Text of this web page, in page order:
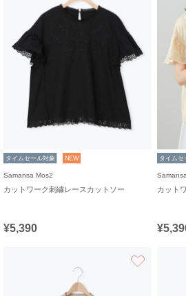
タイムセール対象 NEW
Samansa Mos2
カットワーク刺繍レースカットソー
¥5,390
タイムセ
カット